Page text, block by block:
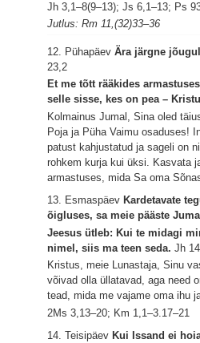
Jh 3,1–8(9–13); Js 6,1–13; Ps
Jutlus: Rm 11,(32)33–36
12. PühapäevÄra järgne
23,2
Et me tõtt rääkides
selle sisse, kes on pea –
Kolmainus Jumal, Sina oled
Poja ja Püha Vaimu osaduses!
patust kahjustatud ja sageli on
rohkem kurja kui üksi. Kasvata
armastuses, mida Sa oma
13. Esmaspäev Kardetavate
õigluses, sa meie pääste
Jeesus ütleb: Kui te midagi
nimel, siis ma teen seda.Jh
Kristus, meie Lunastaja, Sinu
võivad olla üllatavad, aga need
tead, mida me vajame oma ihu
2Ms 3,13–20; Km 1,1–3.17–21
14. Teisipäev Kui Issand ei